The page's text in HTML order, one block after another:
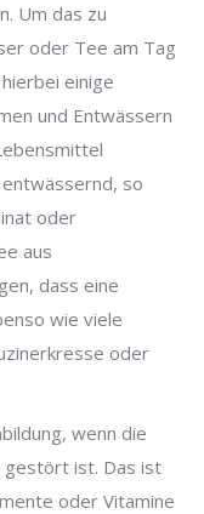
Um das zu
oder Tee am Tag
einige
und Entwässern
so
oder
aus
dass eine
wie viele
oder
wenn die
ist. Das ist
oder Vitamine